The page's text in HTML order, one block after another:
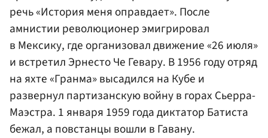
речь «История меня оправдает». После
амнистии революционер эмигрировал
в Мексику, где организовал движение «26 июля»
и встретил Эрнесто Че Гевару. В 1956 году отряд
на яхте «Гранма» высадился на Кубе и
развернул партизанскую войну в горах Сьерра-
Маэстра. 1 января 1959 года диктатор Батиста
бежал, а повстанцы вошли в Гавану.